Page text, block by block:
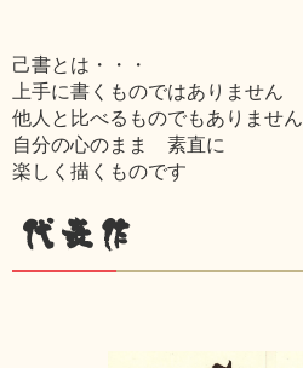
己書とは・・・
上手に書くものではありません
他人と比べるものでもありません
自分の心のまま 素直に
楽しく描くものです
代表作